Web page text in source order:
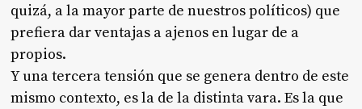
quizá, a la mayor parte de nuestros políticos) que
prefiera dar ventajas a ajenos en lugar de a
propios.
Y una tercera tensión que se genera dentro de este
mismo contexto, es la de la distinta vara. Es la que